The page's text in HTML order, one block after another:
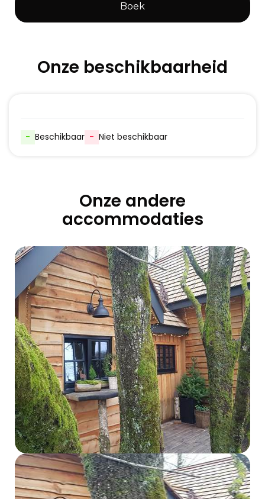
Boek
Onze beschikbaarheid
- Beschikbaar - Niet beschikbaar
Onze andere
accommodaties